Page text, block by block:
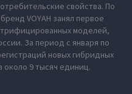
свойства. По
VOYAH занял первое
моделей,
За период с января по
новых гибридных
около 9 тысяч единиц.